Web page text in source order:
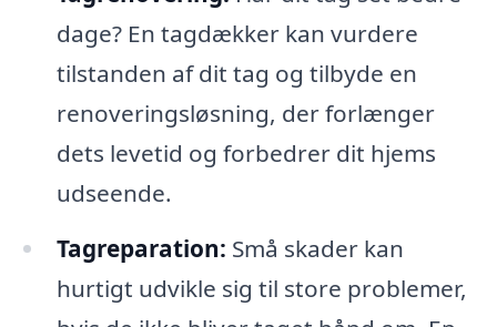
dage? En tagdækker kan vurdere
tilstanden af dit tag og tilbyde en
renoveringsløsning, der forlænger
dets levetid og forbedrer dit hjems
udseende.
Tagreparation: Små skader kan
hurtigt udvikle sig til store problemer,